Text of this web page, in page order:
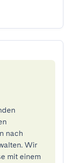
nach
Wir
mit einem